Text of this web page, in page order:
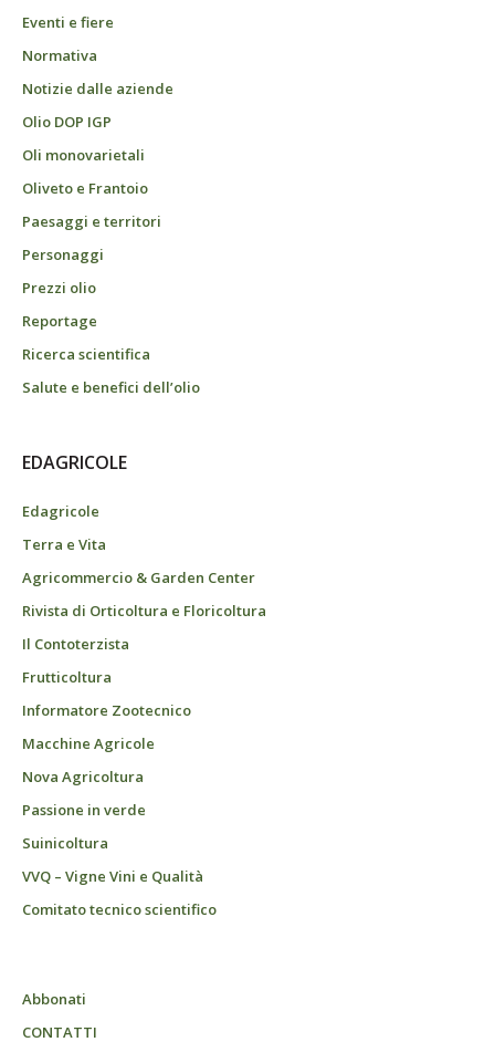
Eventi e fiere
Normativa
Notizie dalle aziende
Olio DOP IGP
Oli monovarietali
Oliveto e Frantoio
Paesaggi e territori
Personaggi
Prezzi olio
Reportage
Ricerca scientifica
Salute e benefici dell’olio
EDAGRICOLE
Edagricole
Terra e Vita
Agricommercio & Garden Center
Rivista di Orticoltura e Floricoltura
Il Contoterzista
Frutticoltura
Informatore Zootecnico
Macchine Agricole
Nova Agricoltura
Passione in verde
Suinicoltura
VVQ – Vigne Vini e Qualità
Comitato tecnico scientifico
Abbonati
CONTATTI